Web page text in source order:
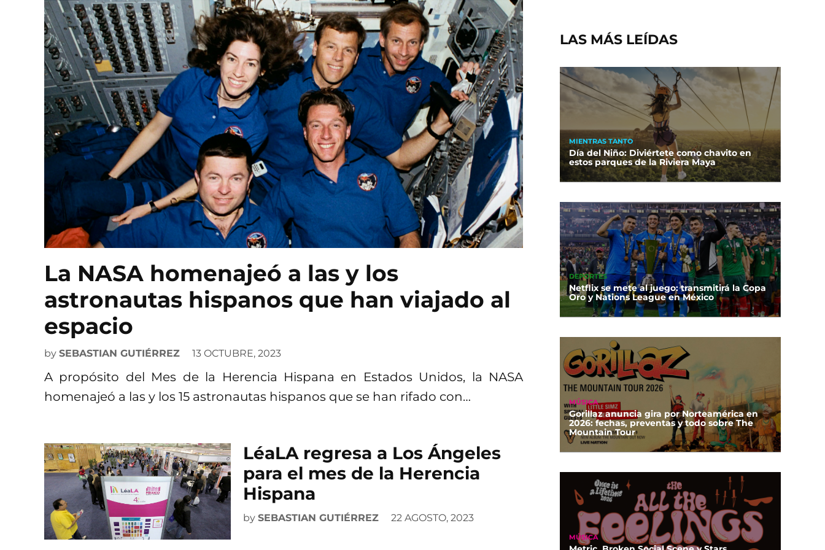
La NASA homenajeó a las y los
astronautas hispanos que han viajado al
espacio
by SEBASTIAN GUTIÉRREZ 13 OCTUBRE, 2023
A propósito del Mes de la Herencia Hispana en Estados Unidos, la NASA
homenajeó a las y los 15 astronautas hispanos que se han rifado con…
LéaLA regresa a Los Ángeles
para el mes de la Herencia
Hispana
by SEBASTIAN GUTIÉRREZ 22 AGOSTO, 2023
LAS MÁS LEÍDAS
MIENTRAS TANTO
Día del Niño: Diviértete como chavito en
estos parques de la Riviera Maya
DEPORTES
Netflix se mete al juego: transmitirá la Copa
Oro y Nations League en México
MÚSICA
Gorillaz anuncia gira por Norteamérica en
2026: fechas, preventas y todo sobre The
Mountain Tour
MÚSICA